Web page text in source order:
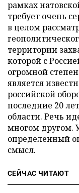
рамках
требует очень
в целом
территории
которой с
огромной
является
российской
последние 20
области. Речь
многом другом.
определенный
смысл.
СЕЙЧАС ЧИТАЮТ